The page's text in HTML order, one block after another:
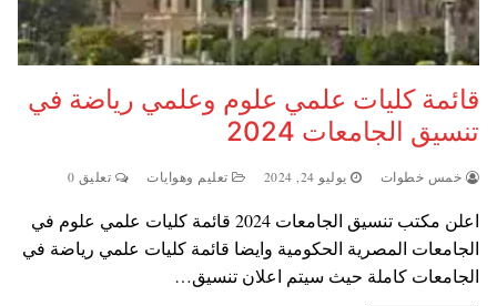
قائمة كليات علمي علوم وعلمي رياضة في
تنسيق الجامعات 2024
خمس خطوات يوليو 24, 2024 تعليم وهوايات تعليق 0
اعلن مكتب تنسيق الجامعات 2024 قائمة كليات علمي علوم في
الجامعات المصرية الحكومية وايضا قائمة كليات علمي رياضة في
الجامعات كاملة حيث سيتم اعلان تنسيق…